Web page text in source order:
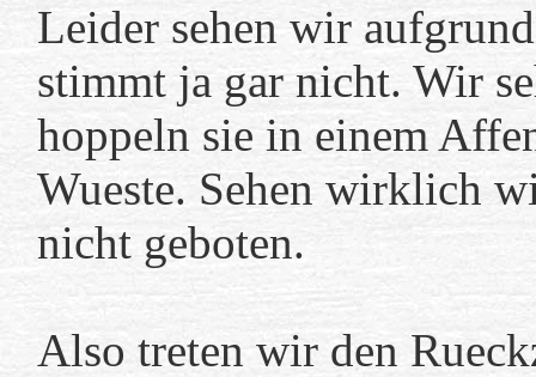
Leider sehen wir
stimmt ja gar nicht. Wir
hoppeln sie in einem
Wueste. Sehen wirklich
nicht geboten.
Also treten wir den